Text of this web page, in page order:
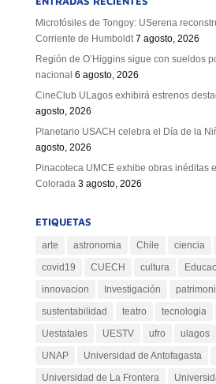
Microfósiles de Tongoy: USerena
Corriente de Humboldt 7 agosto, 2026
Región de O’Higgins sigue con sueldos
nacional 6 agosto, 2026
CineClub ULagos exhibirá estrenos
agosto, 2026
Planetario USACH celebra el Día de la
agosto, 2026
Pinacoteca UMCE exhibe obras inéditas
Colorada 3 agosto, 2026
ETIQUETAS
arte astronomia Chile ciencia
covid19
CUECH cultura
innovacion
Investigación
sustentabilidad
teatro tecnologia
Uestatales
UESTV ufro ulagos
UNAP
Universidad de Antofagasta
Universidad de La Frontera